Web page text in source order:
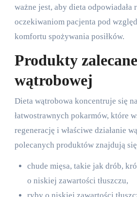
ważne jest, aby dieta odpowiadała
oczekiwaniom pacjenta pod
komfortu spożywania posiłków.
Produkty
wątrobowej
Dieta wątrobowa koncentruje się
łatwostrawnych pokarmów, które
regenerację i właściwe działanie
polecanych produktów znajdują
chude mięsa, takie jak drób,
o niskiej zawartości tłuszczu,